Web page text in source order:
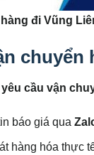
đi Vũng
chuyển
cầu vận
báo giá qua
hàng hóa thực